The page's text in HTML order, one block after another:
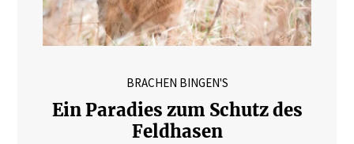
BRACHEN BINGEN'S
Ein Paradies zum Schutz des
Feldhasen